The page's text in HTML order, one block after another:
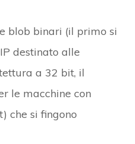
blob binari (il primo si
destinato alle
a 32 bit, il
le macchine con
che si fingono